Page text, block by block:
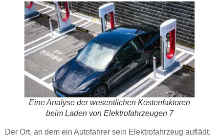
Eine Analyse der wesentlichen Kostenfaktoren
beim Laden von Elektrofahrzeugen 7
Der Ort, an dem ein Autofahrer sein Elektrofahrzeug auflädt,